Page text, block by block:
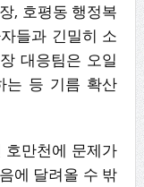
, 호평동 행정복
들과 긴밀히 소
대응팀은 오일
는 등 기름 확산
호만천에 문제가
에 달려올 수 밖